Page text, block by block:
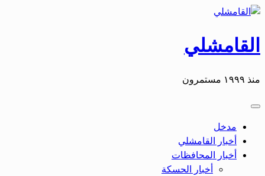
التخطي
المحتوى
القامشلي
منذ ١٩٩٩ مستمرون
مدخل
أخبار القامشلي
أخبار المحافظات
أخبار الحسكة